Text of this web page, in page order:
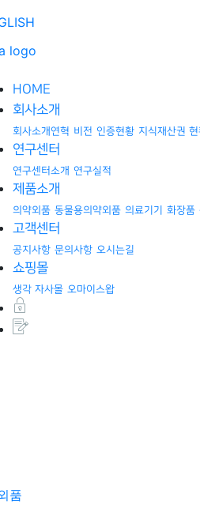
HOME
회사소개
회사소개연혁 비전 인증현황 지식재산권
연구센터
연구센터소개 연구실적
제품소개
의약외품 동물용의약외품 의료기기 화장품
고객센터
공지사항 문의사항 오시는길
쇼핑몰
생각 자사몰 오마이스왑
품